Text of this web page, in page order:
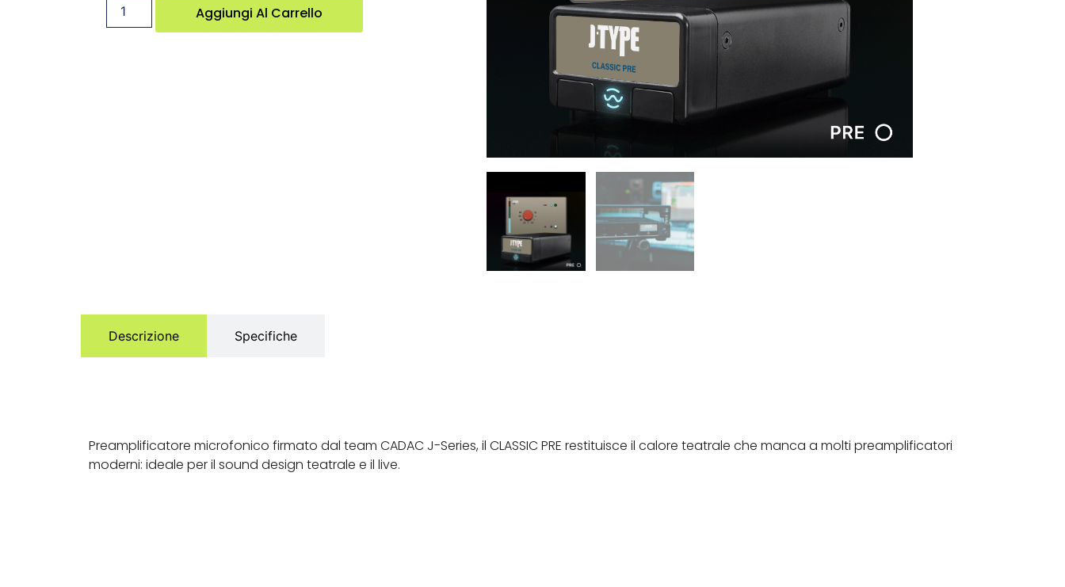
Aggiungi Al Carrello
Descrizione Specifiche
Preamplificatore microfonico firmato dal team CADAC J-Series, il CLASSIC PRE restituisce il calore teatrale che manca a molti preamplificatori
moderni: ideale per il sound design teatrale e il live.